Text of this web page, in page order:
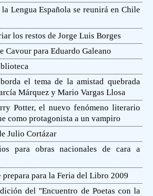
Lengua Española se reunirá en Chile
los restos de Jorge Luis Borges
Cavour para Eduardo Galeano
el tema de la amistad quebrada
Márquez y Mario Vargas Llosa
Potter, el nuevo fenómeno literario
como protagonista a un vampiro
Julio Cortázar
para obras nacionales de cara a
prepara para la Feria del Libro 2009
del ''Encuentro de Poetas con la